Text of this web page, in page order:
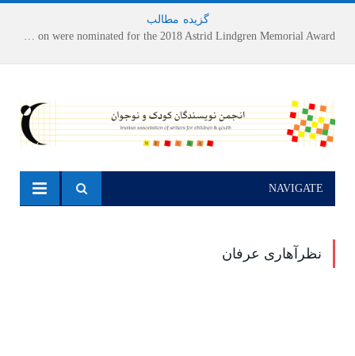
گزیده مطالب
NAVIGATE
نظرآهاری عرفان